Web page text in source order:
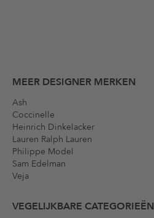
MEER DESIGNER MERKEN
Ash
Coccinelle
Heinrich Dinkelacker
Lauren Ralph Lauren
Philippe Model
Sam Edelman
Veja
VEGELIJKBARE CATEGORIEËN